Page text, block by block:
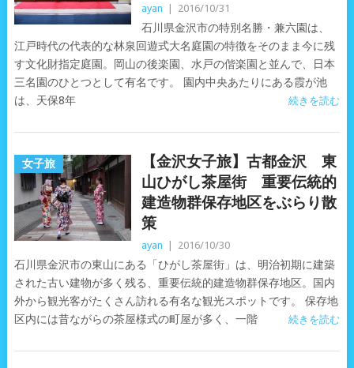
ayan 2016/10/31
石川県金沢市の特別名勝・兼六園は、
江戸時代の代表的な林泉回遊式大名庭園の特徴をそのまま今に残
す文化財指定庭園。岡山の後楽園、水戸の偕楽園と並んで、日本
三名園のひとつとして有名です。 園内中央あたりにある霞が池
は、天保8年
続きを読む
女子旅
【金沢女子旅】古都金沢 東
山ひがし茶屋街 重要伝統的
建造物群保存地区をぶらり散
策
ayan 2016/10/30
石川県金沢市の東山にある「ひがし茶屋街」は、明治初期に建築
された古い建物が多く残る、重要伝統的建造物群保存地区。国内
外から観光客がたくさん訪れる有名な観光スポットです。 保存地
区内には昔ながらの茶屋様式の町屋が多く、一階
続きを読む